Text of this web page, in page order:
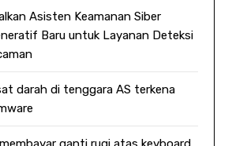
Asisten Keamanan Siber
Baru untuk Layanan Deteksi
darah di tenggara AS terkena